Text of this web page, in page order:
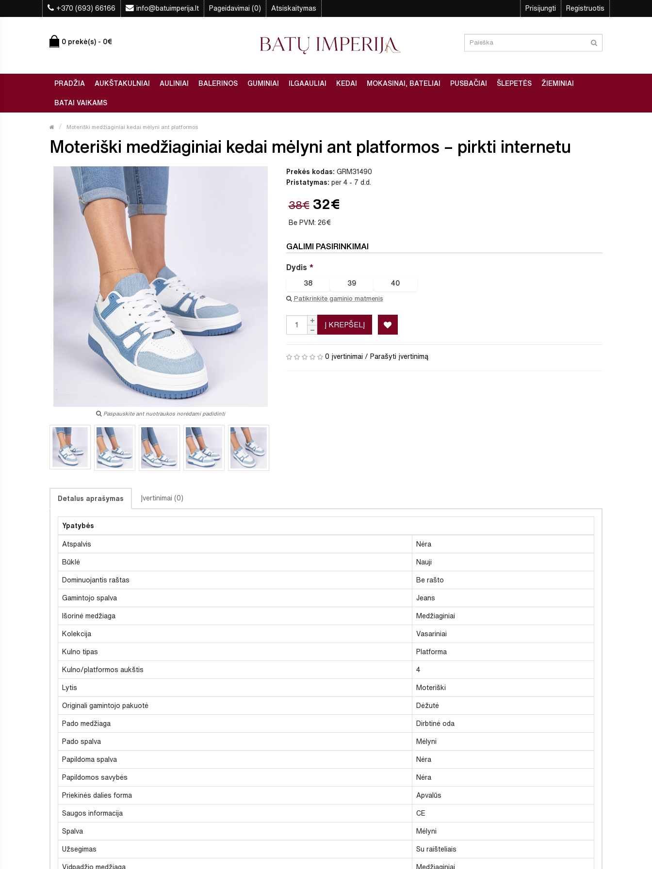
+370 (693) 66166 info@batuimperija.lt Pageidavimai (0) Atsiskaitymas Prisijungti Registruotis
0 prekė(s) - 0€
PRADŽIA AUKŠTAKULNIAI AULINIAI BALERINOS GUMINIAI ILGAAULIAI KEDAI MOKASINAI, BATELIAI PUSBAČIAI ŠLEPETĖS ŽIEMINIAI
BATAI VAIKAMS
Moteriški medžiaginiai kedai mėlyni ant platformos
Moteriški medžiaginiai kedai mėlyni ant platformos – pirkti internetu
Paspauskite ant nuotraukos norėdami padidinti
Prekės kodas: GRM31490
Pristatymas: per 4 - 7 d.d.
38€ 32€
Be PVM: 26€
GALIMI PASIRINKIMAI
Dydis
38 39 40
Patikrinkite gaminio matmenis
Į KREPŠELĮ
0 įvertinimai / Parašyti įvertinimą
Detalus aprašymas Įvertinimai (0)
Ypatybės
Atspalvis Nėra
Būklė Nauji
Dominuojantis raštas Be rašto
Gamintojo spalva Jeans
Išorinė medžiaga Medžiaginiai
Kolekcija Vasariniai
Kulno tipas Platforma
Kulno/platformos aukštis 4
Lytis Moteriški
Originali gamintojo pakuotė Dėžutė
Pado medžiaga Dirbtinė oda
Pado spalva Mėlyni
Papildoma spalva Nėra
Papildomos savybės Nėra
Priekinės dalies forma Apvalūs
Saugos informacija CE
Spalva Mėlyni
Užsegimas Su raišteliais
Vidpadžio medžiaga Medžiaginiai